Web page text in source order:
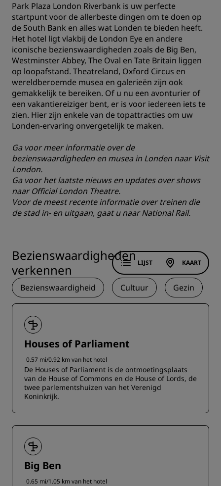
Park Plaza London Riverbank is uw perfecte
startpunt voor de allerbeste dingen om te doen op
de South Bank en alles wat Londen te bieden heeft.
Het hotel ligt vlakbij de London Eye en andere
iconische bezienswaardigheden zoals de Big Ben,
Westminster Abbey, The Oval en Tate Britain liggen
op loopafstand. Theatreland, Oxford Circus en
wereldberoemde musea en galerieën zijn ook
gemakkelijk te bereiken. Of u nu een avonturier of
een vakantiereiziger bent, er is voor iedereen iets te
zien. Hier zijn enkele van de topattracties om uw
Londen-ervaring onvergetelijk te maken.
Ga voor meer informatie over de
bezienswaardigheden en musea in Londen naar Visit
London.
Ga voor het laatste nieuws en updates over shows
naarOfficial London Theatre.
Voor de meest recente informatie over treinen die
de stad in- en uitgaan, gaat u naarNational Rail.
Bezienswaardigheden
verkennen
Bezienswaardigheid Cultuur Gezin
LIJST KAART
Houses of Parliament
0.57 mi/0.92 km van het hotel
De Houses of Parliament is de ontmoetingsplaats
van de House of Commons en de House of Lords, de
twee parlementshuizen van het Verenigd
Koninkrijk.
Big Ben
0.65 mi/1.05 km van het hotel